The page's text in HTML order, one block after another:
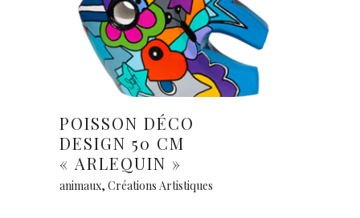
Lire la suite
POISSON DÉCO
DESIGN 50 CM
« ARLEQUIN »
animaux, Créations Artistiques